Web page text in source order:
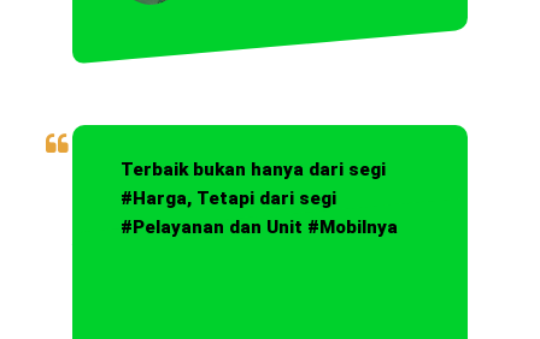
Terbaik bukan hanya dari segi
#Harga, Tetapi dari segi
#Pelayanan dan Unit #Mobilnya